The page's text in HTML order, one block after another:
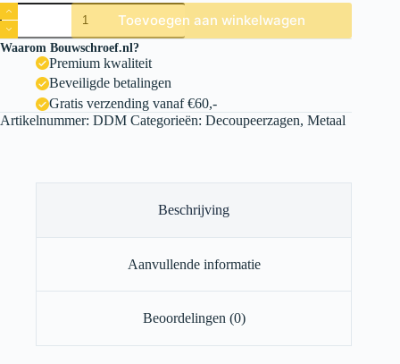
Toevoegen aan winkelwagen
Waarom Bouwschroef.nl?
Premium kwaliteit
Beveiligde betalingen
Gratis verzending vanaf €60,-
Artikelnummer: DDM Categorieën: Decoupeerzagen, Metaal
Beschrijving
Aanvullende informatie
Beoordelingen (0)